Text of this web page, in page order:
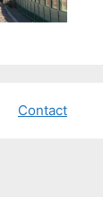
Contact